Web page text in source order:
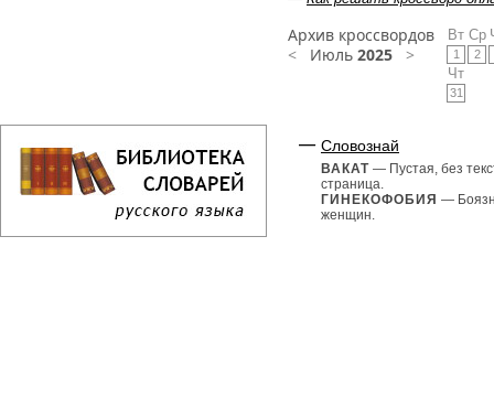
Архив кроссвордов
< Июль 2025 >
Вт
1
Ср
2
Чт
31
Словознай
ВАКАТ — Пустая, без
страница.
ГИНЕКОФОБИЯ —
женщин.